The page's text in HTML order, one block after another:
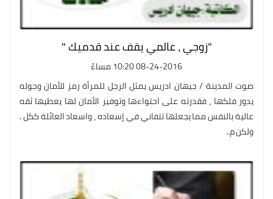
"زوجي ، عالمي يقف عند قدميك "
08-24-2016 10:20 مساءً
صوت المدينة / جيهان ادريس يمثل الرجل للمرأة رمز للأمان وحوله
يدور فلكها ، فقدرته على احتواءها وتوفير الأمان لها يعطيها ثقه
عالية بالنفس مما يجعلها تتفاني في إسعاده ، واسعاد العائلة ككل .
ولكن م..